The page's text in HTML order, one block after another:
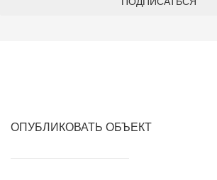
ОПУБЛИКОВАТЬ ОБЪЕКТ